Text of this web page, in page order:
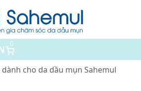
0
dành cho da dầu mụn Sahemul